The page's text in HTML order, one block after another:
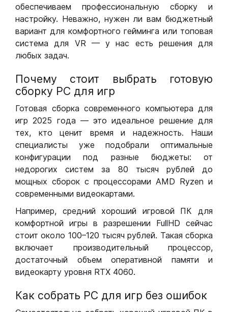
обеспечиваем профессиональную сборку и
настройку. Неважно, нужен ли вам бюджетный
вариант для комфортного гейминга или топовая
система для VR — у нас есть решения для
любых задач.
Почему стоит выбрать готовую
сборку РС для игр
Готовая сборка современного компьютера для
игр 2025 года — это идеальное решение для
тех, кто ценит время и надежность. Наши
специалисты уже подобрали оптимальные
конфигурации под разные бюджеты: от
недорогих систем за 80 тысяч рублей до
мощных сборок с процессорами AMD Ryzen и
современными видеокартами.
Например, средний хороший игровой ПК для
комфортной игры в разрешении FullHD сейчас
стоит около 100–120 тысяч рублей. Такая сборка
включает производительный процессор,
достаточный объем оперативной памяти и
видеокарту уровня RTX 4060.
Как собрать РС для игр без ошибок